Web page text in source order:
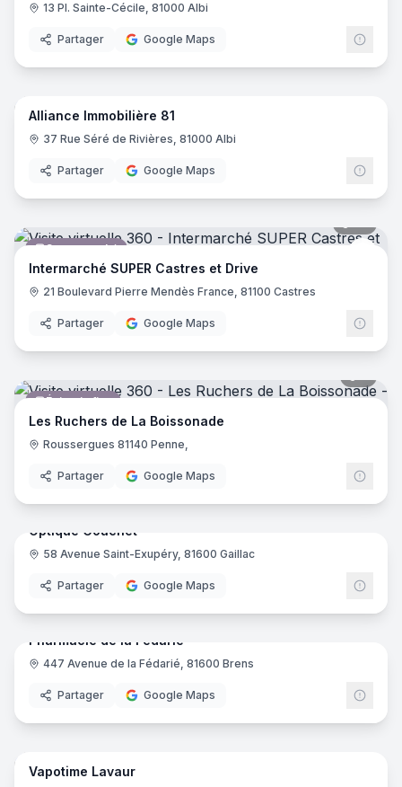
13 Pl. Sainte-Cécile, 81000 Albi
Partager Google Maps
Agence immobilière
7
Alliance Immobilière 81
37 Rue Séré de Rivières, 81000 Albi
Partager Google Maps
Supermarché
Intermarché SUPER Castres et Drive
21 Boulevard Pierre Mendès France, 81100 Castres
Partager Google Maps
Épicerie fine
Les Ruchers de La Boissonade
Roussergues 81140 Penne,
Partager Google Maps
Opticien
Optique Couchet
58 Avenue Saint-Exupéry, 81600 Gaillac
Partager Google Maps
Pharmacie
16
Pharmacie de la Fedarie
447 Avenue de la Fédarié, 81600 Brens
Partager Google Maps
Boutique de cigarettes électroniques
4
Vapotime Lavaur